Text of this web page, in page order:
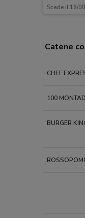
Scade il 18/08
Catene
CHEF
100
BURGER